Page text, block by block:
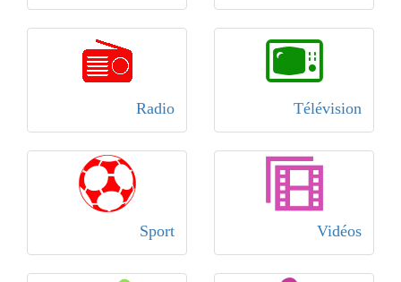
Télévision
Radio
Vidéos
Sport